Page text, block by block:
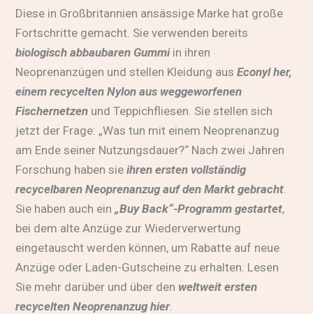
Diese in Großbritannien ansässige Marke hat große
Fortschritte gemacht. Sie verwenden bereits
biologisch abbaubaren Gummiin ihren
Neoprenanzügen und stellen Kleidung ausEconyl her,
einem recycelten Nylon aus weggeworfenen
Fischernetzen und Teppichfliesen. Sie stellen sich
jetzt der Frage: „Was tun mit einem Neoprenanzug
am Ende seiner Nutzungsdauer?“ Nach zwei Jahren
Forschung haben sieihren ersten vollständig
recycelbaren Neoprenanzug auf den Markt gebracht
Sie haben auch ein„Buy Back“-Programm gestartet,
bei dem alte Anzüge zur Wiederverwertung
eingetauscht werden können, um Rabatte auf neue
Anzüge oder Laden-Gutscheine zu erhalten. Lesen
Sie mehr darüber und über den weltweit ersten
recycelten Neoprenanzug hier.